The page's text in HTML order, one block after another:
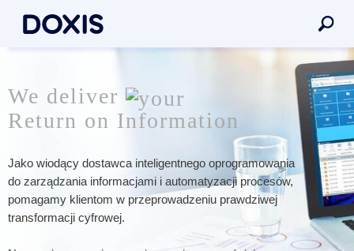
We deliver
Return on Information
Jako wiodący dostawca inteligentnego oprogramowania
do zarządzania informacjami i automatyzacji procesów,
pomagamy klientom w przeprowadzeniu prawdziwej
transformacji cyfrowej.